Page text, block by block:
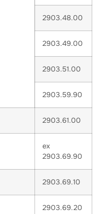
2903.48.00
2903.49.00
2903.51.00
2903.59.90
2903.61.00
ex
2903.69.90
2903.69.10
2903.69.20